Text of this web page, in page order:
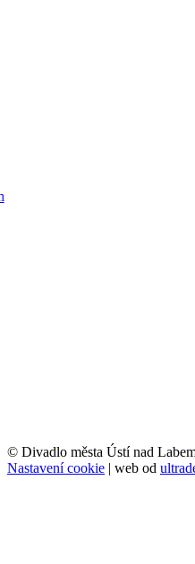
© Divadlo města Ústí nad
Nastavení cookie | web od